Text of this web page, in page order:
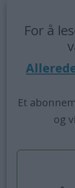
For å
Et
og